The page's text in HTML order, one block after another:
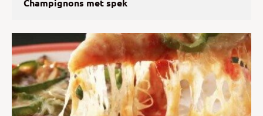
Champignons met spek